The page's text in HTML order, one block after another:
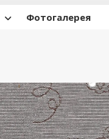
Фотогалерея